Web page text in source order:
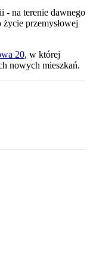
- na terenie dawnego
życie przemysłowej
20, w której
nowych mieszkań.